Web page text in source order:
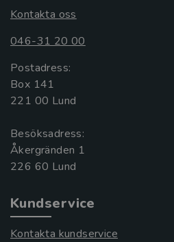
Kontakta oss
046-31 20 00
Postadress:
Box 141
221 00 Lund
Besöksadress:
Åkergränden 1
Kundservice
Kontakta kundservice